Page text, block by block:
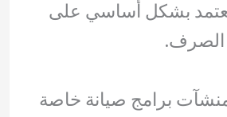
تعتمد بشكل أساسي على
الصرف.
برامج صيانة خاصة